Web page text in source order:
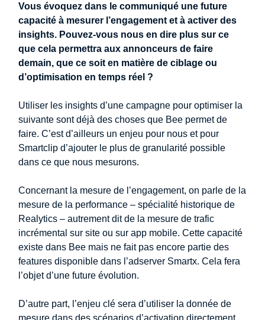
Vous évoquez dans le communiqué une future
capacité à mesurer l’engagement et à activer des
insights. Pouvez-vous nous en dire plus sur ce
que cela permettra aux annonceurs de faire
demain, que ce soit en matière de ciblage ou
d’optimisation en temps réel ?
Utiliser les insights d’une campagne pour optimiser la
suivante sont déjà des choses que Bee permet de
faire. C’est d’ailleurs un enjeu pour nous et pour
Smartclip d’ajouter le plus de granularité possible
dans ce que nous mesurons.
Concernant la mesure de l’engagement, on parle de la
mesure de la performance – spécialité historique de
Realytics – autrement dit de la mesure de trafic
incrémental sur site ou sur app mobile. Cette capacité
existe dans Bee mais ne fait pas encore partie des
features disponible dans l’adserver Smartx. Cela fera
l’objet d’une future évolution.
D’autre part, l’enjeu clé sera d’utiliser la donnée de
mesure dans des scénarios d’activation directement